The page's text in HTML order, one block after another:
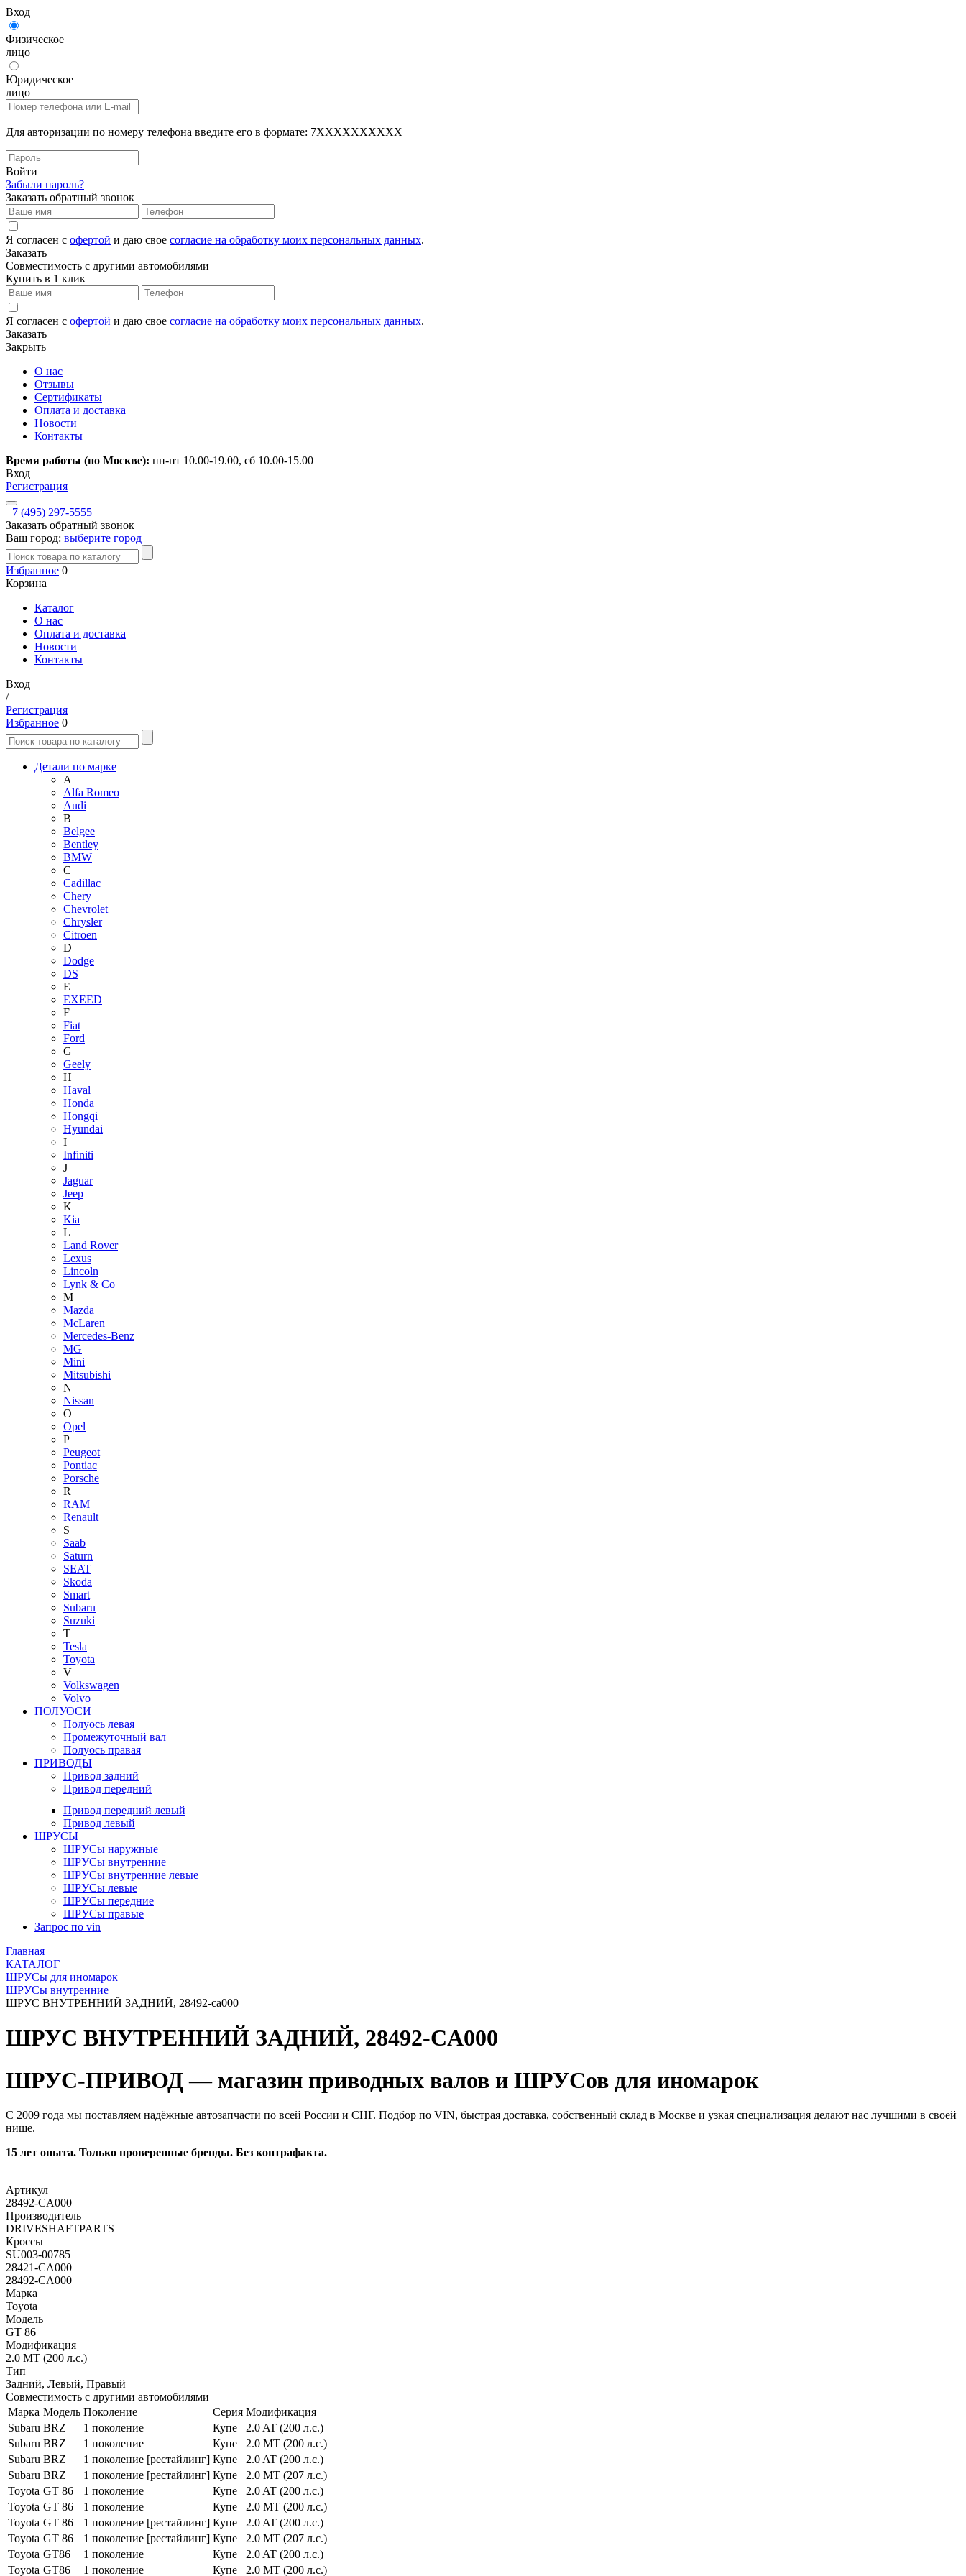
Вход
Физическое
лицо
Юридическое
лицо
Для авторизации по номеру телефона введите его в формате: 7XXXXXXXXXX
Войти
Забыли пароль?
Заказать обратный звонок
Я согласен с офертой и даю свое согласие на обработку моих персональных данных.
Заказать
Совместимость с другими автомобилями
Купить в 1 клик
Я согласен с офертой и даю свое согласие на обработку моих персональных данных.
Заказать
Закрыть
О нас
Отзывы
Сертификаты
Оплата и доставка
Новости
Контакты
Время работы (по Москве): пн-пт 10.00-19.00, сб 10.00-15.00
Вход
Регистрация
+7 (495) 297-5555
Заказать обратный звонок
Ваш город: выберите город
Избранное 0
Корзина
Каталог
О нас
Оплата и доставка
Новости
Контакты
Вход
/
Регистрация
Избранное 0
Детали по марке
A
Alfa Romeo
Audi
B
Belgee
Bentley
BMW
C
Cadillac
Chery
Chevrolet
Chrysler
Citroen
D
Dodge
DS
E
EXEED
F
Fiat
Ford
G
Geely
H
Haval
Honda
Hongqi
Hyundai
I
Infiniti
J
Jaguar
Jeep
K
Kia
L
Land Rover
Lexus
Lincoln
Lynk & Co
M
Mazda
McLaren
Mercedes-Benz
MG
Mini
Mitsubishi
N
Nissan
O
Opel
P
Peugeot
Pontiac
Porsche
R
RAM
Renault
S
Saab
Saturn
SEAT
Skoda
Smart
Subaru
Suzuki
T
Tesla
Toyota
V
Volkswagen
Volvo
ПОЛУОСИ
Полуось левая
Промежуточный вал
Полуось правая
ПРИВОДЫ
Привод задний
Привод передний
Привод передний левый
Привод левый
ШРУСЫ
ШРУСы наружные
ШРУСы внутренние
ШРУСы внутренние левые
ШРУСы левые
ШРУСы передние
ШРУСы правые
Запрос по vin
Главная
КАТАЛОГ
ШРУСы для иномарок
ШРУСы внутренние
ШРУС ВНУТРЕННИЙ ЗАДНИЙ, 28492-ca000
ШРУС ВНУТРЕННИЙ ЗАДНИЙ, 28492-CA000
ШРУС-ПРИВОД — магазин приводных валов и ШРУСов для иномарок
С 2009 года мы поставляем надёжные автозапчасти по всей России и СНГ. Подбор по VIN, быстрая доставка, собственный склад в Москве и узкая специализация делают нас лучшими в своей
нише.
15 лет опыта. Только проверенные бренды. Без контрафакта.
Артикул
28492-CA000
Производитель
DRIVESHAFTPARTS
Кроссы
SU003-00785
28421-CA000
28492-CA000
Марка
Toyota
Модель
GT 86
Модификация
2.0 MT (200 л.с.)
Тип
Задний, Левый, Правый
Совместимость с другими автомобилями
Марка Модель Поколение Серия Модификация
Subaru BRZ 1 поколение Купе
2.0 AT (200 л.с.)
Subaru BRZ 1 поколение Купе
2.0 MT (200 л.с.)
Subaru BRZ 1 поколение [рестайлинг] Купе
2.0 AT (200 л.с.)
Subaru BRZ 1 поколение [рестайлинг] Купе
2.0 MT (207 л.с.)
Toyota GT 86 1 поколение Купе
2.0 AT (200 л.с.)
Toyota GT 86 1 поколение Купе
2.0 MT (200 л.с.)
Toyota GT 86 1 поколение [рестайлинг] Купе
2.0 AT (200 л.с.)
Toyota GT 86 1 поколение [рестайлинг] Купе
2.0 MT (207 л.с.)
Toyota GT86 1 поколение Купе
2.0 AT (200 л.с.)
Toyota GT86 1 поколение Купе 2.0 MT (200 л.с.)